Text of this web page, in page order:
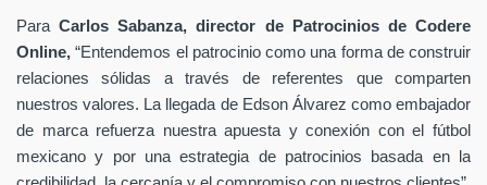
ParaCarlos Sabanza, director de Patrocinios de Codere
Online, “Entendemos el patrocinio como una forma de construir
relaciones sólidas a través de referentes que comparten
nuestros valores. La llegada de Edson Álvarez como embajador
de marca refuerza nuestra apuesta y conexión con el fútbol
mexicano y por una estrategia de patrocinios basada en la